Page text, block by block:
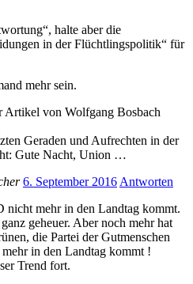
halte aber die
in der Flüchtlingspolitik“ für
mehr sein.
Artikel von Wolfgang Bosbach
Geraden und Aufrechten in der
Gute Nacht, Union …
6. September 2016 Antworten
nicht mehr in den Landtag kommt.
geheuer. Aber noch mehr hat
die Partei der Gutmenschen
in den Landtag kommt !
Trend fort.